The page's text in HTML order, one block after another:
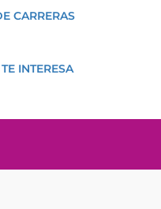
CARRERAS
INTERESA